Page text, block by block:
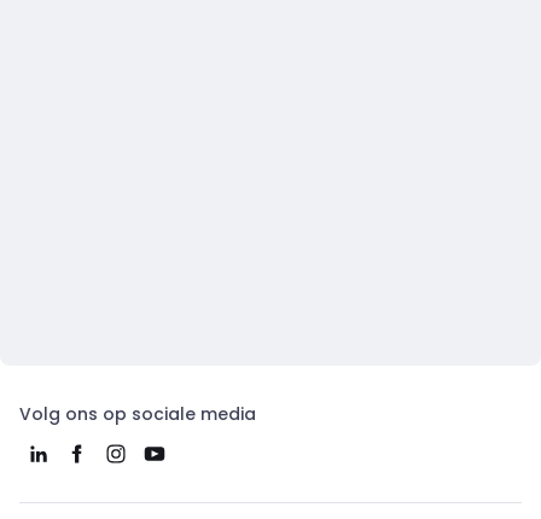
Volg ons op sociale media